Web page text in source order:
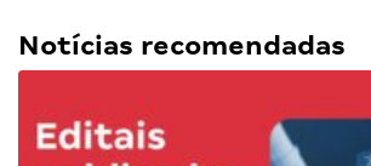
Notícias recomendadas